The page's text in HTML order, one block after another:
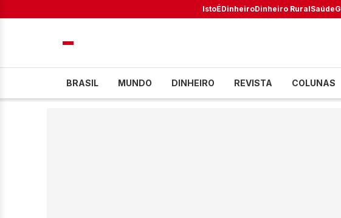
IstoÉDinheiroDinheiro RuralSaúde
BRASIL MUNDO DINHEIRO REVISTA COLUNAS